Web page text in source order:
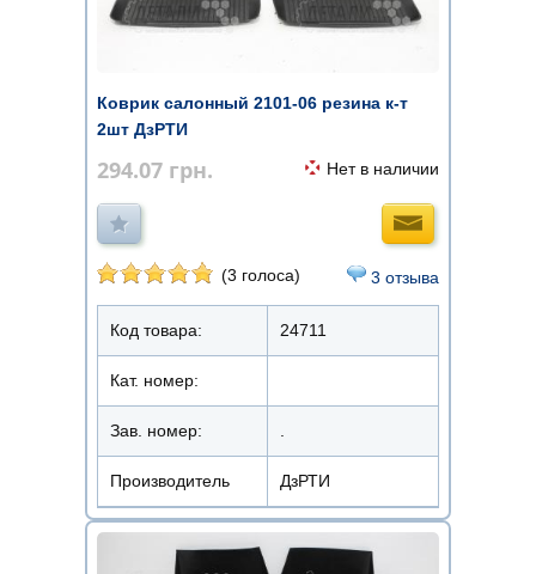
Коврик салонный 2101-06 резина к-т
2шт ДзРТИ
294.07 грн. Нет в наличии
(3 голоса) 3 отзыва
Код товара: 24711
Кат. номер:
Зав. номер: .
Производитель ДзРТИ